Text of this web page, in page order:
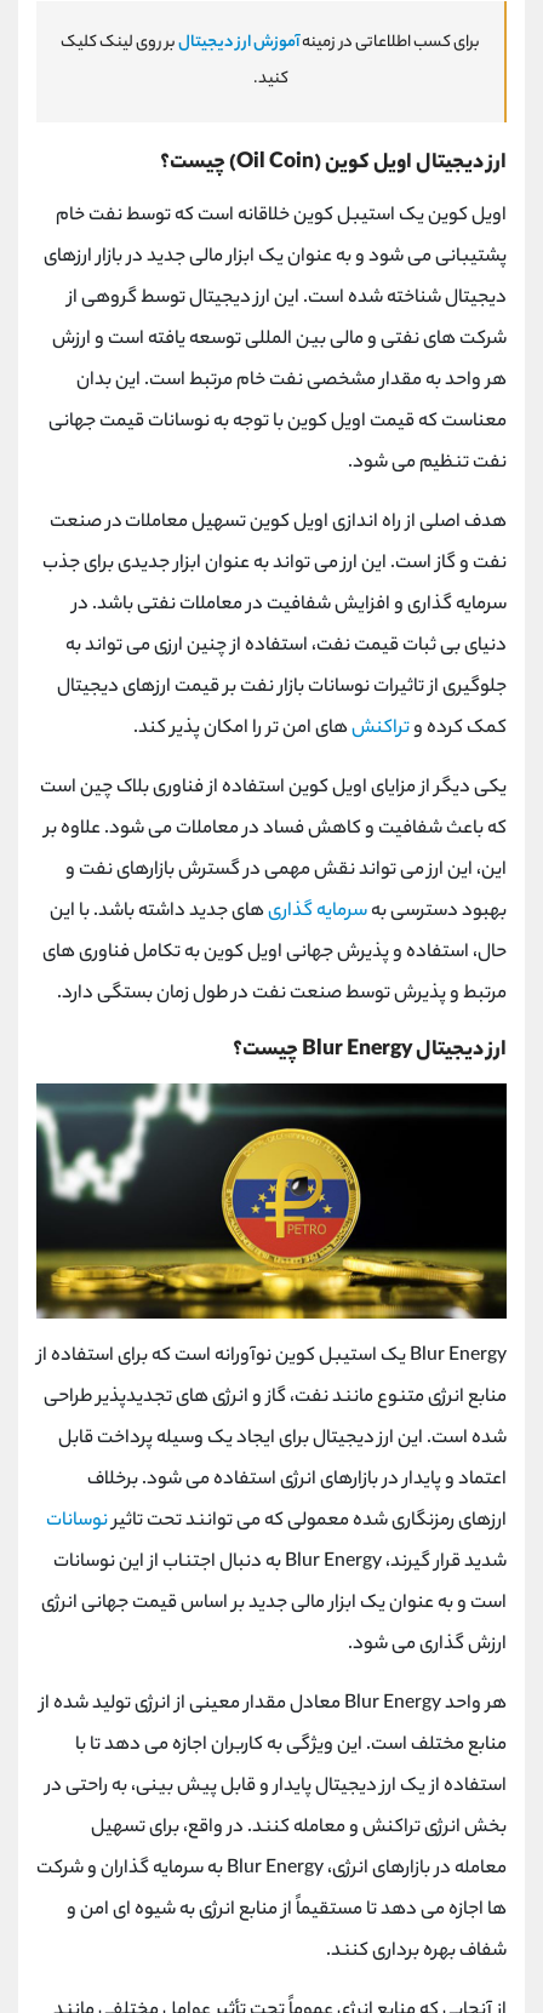
برای کسب اطلاعاتی در زمینهآموزش ارز دیجیتالبر روی لینک کلیک
کنید.
ارز دیجیتال اویل کوین (Oil Coin) چیست؟
اویل کوین یک استیبل کوین خلاقانه است که توسط نفت خام
پشتیبانی می شود و به عنوان یک ابزار مالی جدید در بازار ارزهای
دیجیتال شناخته شده است. این ارز دیجیتال توسط گروهی از
شرکت های نفتی و مالی بین المللی توسعه یافته است و ارزش
هر واحد به مقدار مشخصی نفت خام مرتبط است. این بدان
معناست که قیمت اویل کوین با توجه به نوسانات قیمت جهانی
نفت تنظیم می شود.
هدف اصلی از راه اندازی اویل کوین تسهیل معاملات در صنعت
نفت و گاز است. این ارز می تواند به عنوان ابزار جدیدی برای جذب
سرمایه گذاری و افزایش شفافیت در معاملات نفتی باشد. در
دنیای بی ثبات قیمت نفت، استفاده از چنین ارزی می تواند به
جلوگیری از تاثیرات نوسانات بازار نفت بر قیمت ارزهای دیجیتال
کمک کرده وتراکنشهای امن تر را امکان پذیر کند.
یکی دیگر از مزایای اویل کوین استفاده از فناوری بلاک چین است
که باعث شفافیت و کاهش فساد در معاملات می شود. علاوه بر
این، این ارز می تواند نقش مهمی در گسترش بازارهای نفت و
بهبود دسترسی بهسرمایه گذاریهای جدید داشته باشد. با این
حال، استفاده و پذیرش جهانی اویل کوین به تکامل فناوری های
مرتبط و پذیرش توسط صنعت نفت در طول زمان بستگی دارد.
ارز دیجیتال Blur Energy چیست؟
Blur Energy یک استیبل کوین نوآورانه است که برای استفاده از
منابع انرژی متنوع مانند نفت، گاز و انرژی های تجدیدپذیر طراحی
شده است. این ارز دیجیتال برای ایجاد یک وسیله پرداخت قابل
اعتماد و پایدار در بازارهای انرژی استفاده می شود. برخلاف
ارزهای رمزنگاری شده معمولی که می توانند تحت تاثیرنوسانات
شدید قرار گیرند، Blur Energy به دنبال اجتناب از این نوسانات
است و به عنوان یک ابزار مالی جدید بر اساس قیمت جهانی انرژی
ارزش گذاری می شود.
هر واحد Blur Energy معادل مقدار معینی از انرژی تولید شده از
منابع مختلف است. این ویژگی به کاربران اجازه می دهد تا با
استفاده از یک ارز دیجیتال پایدار و قابل پیش بینی، به راحتی در
بخش انرژی تراکنش و معامله کنند. در واقع، برای تسهیل
معامله در بازارهای انرژی، Blur Energy به سرمایه گذاران و شرکت
ها اجازه می دهد تا مستقیماً از منابع انرژی به شیوه ای امن و
شفاف بهره برداری کنند.